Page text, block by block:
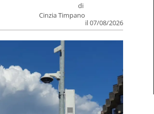
di
Cinzia Timpano
il 07/08/2026